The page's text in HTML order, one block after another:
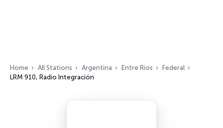
Home All Stations Argentina Entre Ríos
Federal
LRM 910, Radio Integración